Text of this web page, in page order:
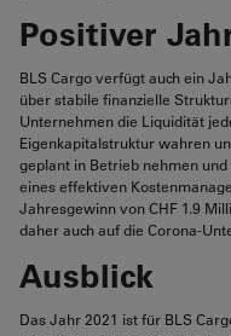
Positiver
BLS Cargo verfügtauch ein
über stabile finanzielle
Unternehmen die Liquidität
Eigenkapitalstruktur wahren
geplant in Betrieb nehmen
eines effektiven
Jahresgewinn von CHF 1.9
daher auch auf die Corona-
Ausblick
Das Jahr 2021 ist für BLS